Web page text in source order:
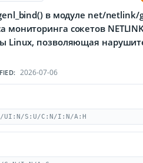
в модуле net/netlink/
мониторинга сокетов
Linux, позволяющая
2026-07-06
UI:N/S:U/C:N/I:N/A:H